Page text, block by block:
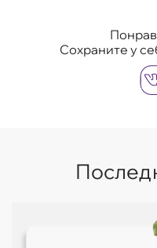
Сохраните у